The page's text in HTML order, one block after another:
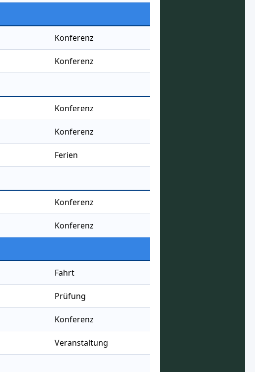
Konferenz
Konferenz
Konferenz
Konferenz
Ferien
Konferenz
Konferenz
Fahrt
Prüfung
Konferenz
Veranstaltung